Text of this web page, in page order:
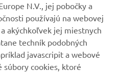
spoločnosti Yamaha
Yamaha Motor Co.,
všetky miestne
N.V., jej pobočky a
používajú na webovej
akýchkoľvek jej miestnych
techník podobných
javascripit a webové
súbory cookies, ktoré